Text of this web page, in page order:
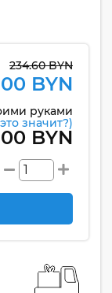
234.60 BYN
BYN
руками
значит?)
BYN